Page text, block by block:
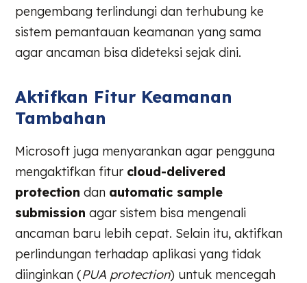
pengembang terlindungi dan terhubung ke
sistem pemantauan keamanan yang sama
agar ancaman bisa dideteksi sejak dini.
Aktifkan Fitur Keamanan
Tambahan
Microsoft juga menyarankan agar pengguna
mengaktifkan fitur cloud-delivered
protection dan automatic sample
submission agar sistem bisa mengenali
ancaman baru lebih cepat. Selain itu, aktifkan
perlindungan terhadap aplikasi yang tidak
diinginkan (PUA protection) untuk mencegah